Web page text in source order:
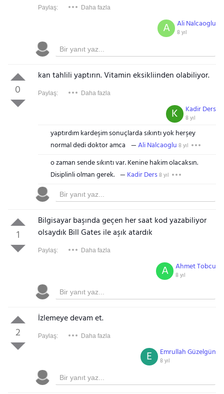
Paylaş: Daha fazla
Ali Nalcaoglu
8 yıl
A
0
kan tahlili yaptırın. Vitamin eksikliinden olabiliyor.
Paylaş: Daha fazla
Kadir Ders
8 yıl
K
yaptırdım kardeşim sonuçlarda sıkıntı yok herşey
normal dedi doktor amca
Ali Nalcaoglu 8 yıl
o zaman sende sıkıntı var. Kenine hakim olacaksın.
Disiplinli olman gerek.
Kadir Ders8 yıl
1
Bilgisayar başında geçen her saat kod yazabiliyor
olsaydık Bill Gates ile aşık atardık
Paylaş: Daha fazla
Ahmet Tobcu
8 yıl
A
2
İzlemeye devam et.
Paylaş: Daha fazla
Emrullah Güzelgün
8 yıl
E